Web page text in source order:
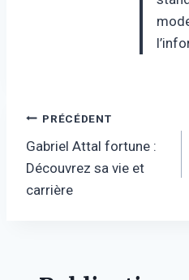
Navigation
de
l’article
PRÉCÉDENT
Gabriel Attal fortune :
Découvrez sa vie et
carrière